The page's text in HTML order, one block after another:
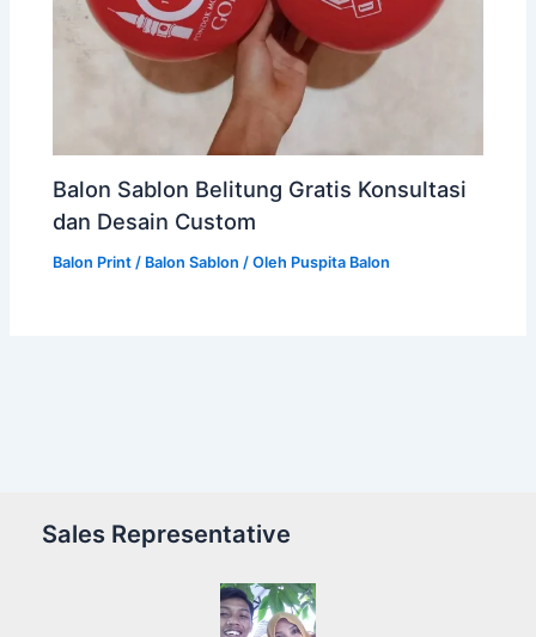
Balon Sablon Belitung Gratis Konsultasi
dan Desain Custom
Balon Print / Balon Sablon / Oleh Puspita Balon
Sales Representative